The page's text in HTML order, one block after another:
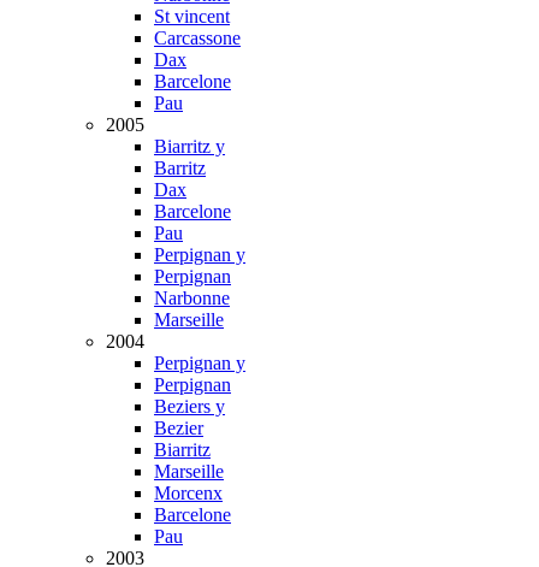
St vincent
Carcassone
Dax
Barcelone
Pau
2005
Biarritz y
Barritz
Dax
Barcelone
Pau
Perpignan y
Perpignan
Narbonne
Marseille
2004
Perpignan y
Perpignan
Beziers y
Bezier
Biarritz
Marseille
Morcenx
Barcelone
Pau
2003